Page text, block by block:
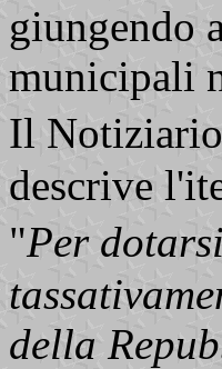
giungendo
municipali
Il
descrive
"Per
della